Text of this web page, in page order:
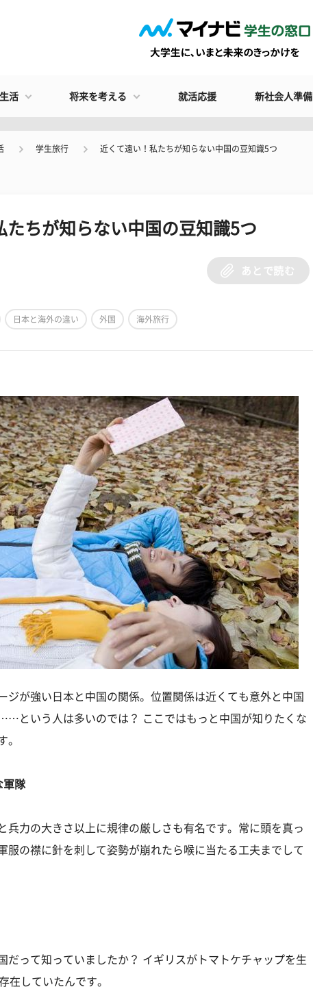
活 将来を考える 就活応援 新社会人準備
学生旅行 近くて遠い！私たちが知らない中国の豆知識5つ
たちが知らない中国の豆知識5つ
あとで読む
日本と海外の違い 外国 海外旅行
ジが強い日本と中国の関係。位置関係は近くても意外と中国
という人は多いのでは？ ここではもっと中国が知りたくな
。
軍隊
兵力の大きさ以上に規律の厳しさも有名です。常に頭を真っ
服の襟に針を刺して姿勢が崩れたら喉に当たる工夫までして
だって知っていましたか？ イギリスがトマトケチャップを生
在していたんです。